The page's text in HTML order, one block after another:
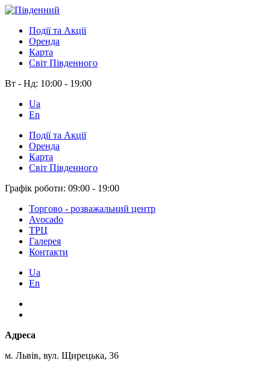
Події та Акції
Оренда
Карта
Світ Південного
Вт - Нд: 10:00 - 19:00
Ua
En
Події та Акції
Оренда
Карта
Світ Південного
Графік роботи: 09:00 - 19:00
Торгово - розважальний центр
Avocado
ТРЦ
Галерея
Контакти
Ua
En
Адреса
м. Львів, вул. Щирецька, 36